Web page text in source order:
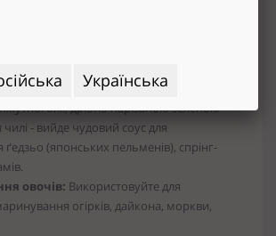
рисовий оцет із соєвим соусом,
олії, дрібно нарізаною зеленою
- вийде чудовий соус для
(японських пельменів), спрінг-
овочів: Використовуйте для
огірків, дайкона, моркви,
Українська